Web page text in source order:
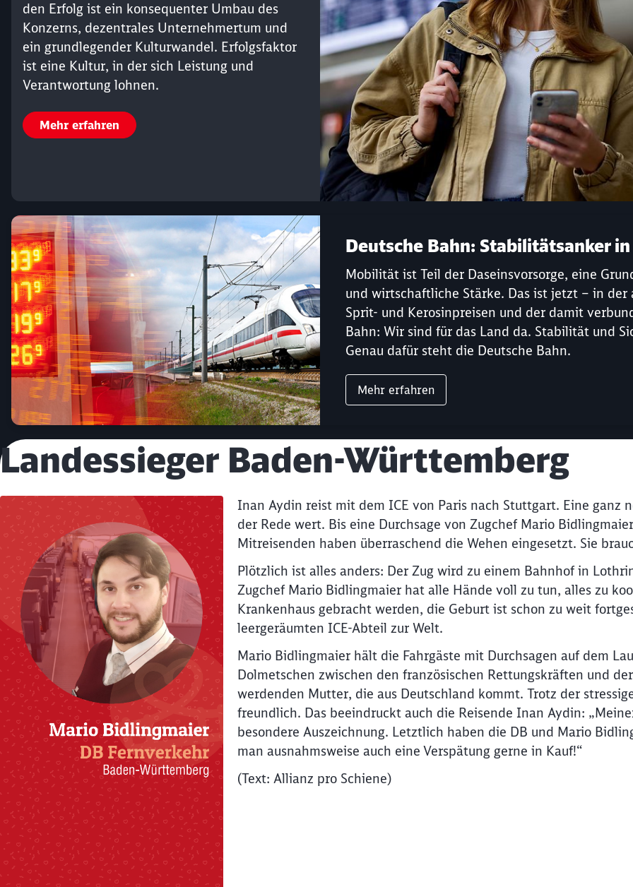
den Erfolg ist ein konsequenter Umbau des
Konzerns, dezentrales Unternehmertum und
ein grundlegender Kulturwandel. Erfolgsfaktor
ist eine Kultur, in der sich Leistung und
Verantwortung lohnen.
Mehr erfahren
Deutsche Bahn: Stabilitätsanker
Mobilität ist Teil der Daseinsvorsorge, eine
und wirtschaftliche Stärke. Das ist jetzt – in
Sprit- und Kerosinpreisen und der damit
Bahn: Wir sind für das Land da. Stabilität und
Genau dafür steht die Deutsche Bahn.
Mehr erfahren
Landessieger Baden-Württemberg
Inan Aydin reist mit dem ICE von Paris nach Stuttgart. Eine
der Rede wert. Bis eine Durchsage von Zugchef Mario
Mitreisenden haben überraschend die Wehen eingesetzt. Sie
Plötzlich ist alles anders: Der Zug wird zu einem Bahnhof in
Zugchef Mario Bidlingmaier hat alle Hände voll zu tun, alles zu
Krankenhaus gebracht werden, die Geburt ist schon zu weit
leergeräumten ICE-Abteil zur Welt.
Mario Bidlingmaier hält die Fahrgäste mit Durchsagen auf dem
Dolmetschen zwischen den französischen Rettungskräften und der
werdenden Mutter, die aus Deutschland kommt. Trotz der
freundlich. Das beeindruckt auch die Reisende Inan Aydin:
besondere Auszeichnung. Letztlich haben die DB und Mario
man ausnahmsweise auch eine Verspätung gerne in Kauf!“
(Text: Allianz pro Schiene)
Möchten Sie zuweitergeleitet werden?
Abbrechen Weiter